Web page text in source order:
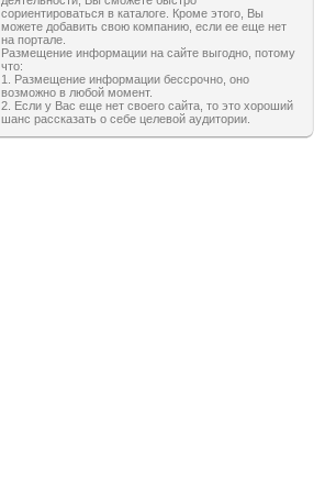
сориентироваться в каталоге. Кроме этого, Вы
можете добавить свою компанию, если ее еще нет
на портале.
Размещение информации на сайте выгодно, потому
что:
1. Размещение информации бессрочно, оно
возможно в любой момент.
2. Если у Вас еще нет своего сайта, то это хороший
шанс рассказать о себе целевой аудитории.